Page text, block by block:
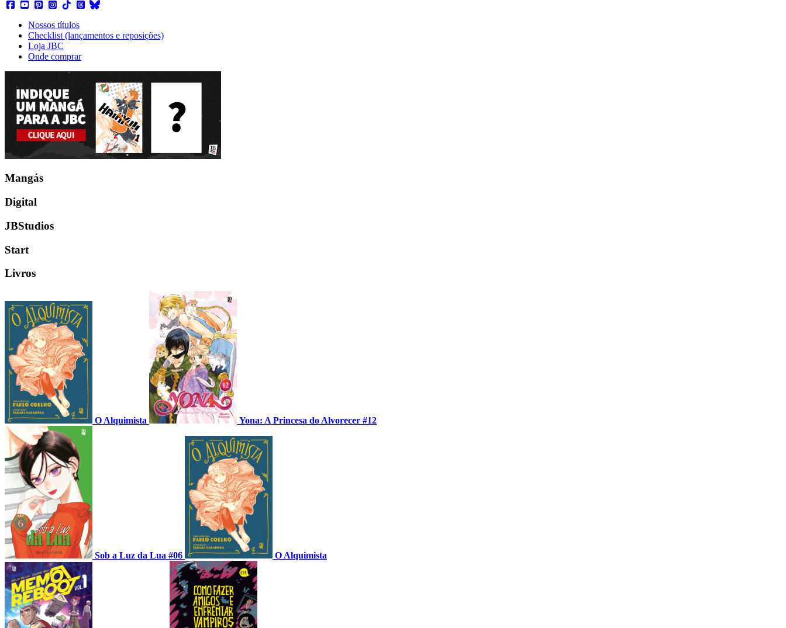
Nossos títulos
Checklist (lançamentos e reposições)
Loja JBC
Onde comprar
Mangás
Digital
JBStudios
Start
Livros
O Alquimista Yona: A Princesa do Alvorecer #12
Sob a Luz da Lua #06 O Alquimista